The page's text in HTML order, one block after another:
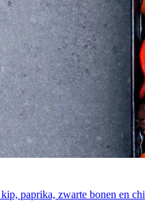
paprika, zwarte bonen en